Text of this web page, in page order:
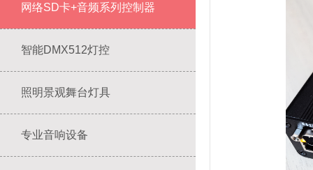
网络SD卡+音频系列控制器
智能DMX512灯控
照明景观舞台灯具
专业音响设备